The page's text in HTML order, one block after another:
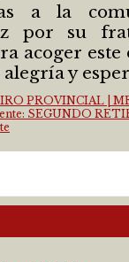
a la
por su
acoger
y
PROVINCIAL |
SEGUNDO